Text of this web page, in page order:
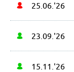
25.06.'26
23.09.'26
15.11.'26